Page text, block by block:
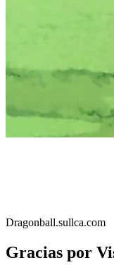
Dragonball.sullca.com
Gracias por